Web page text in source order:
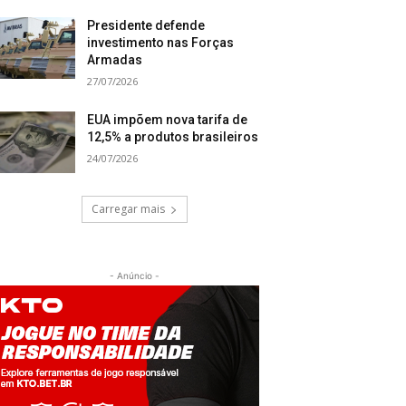
Presidente defende
investimento nas Forças
Armadas
27/07/2026
EUA impõem nova tarifa de
12,5% a produtos brasileiros
24/07/2026
Carregar mais
- Anúncio -